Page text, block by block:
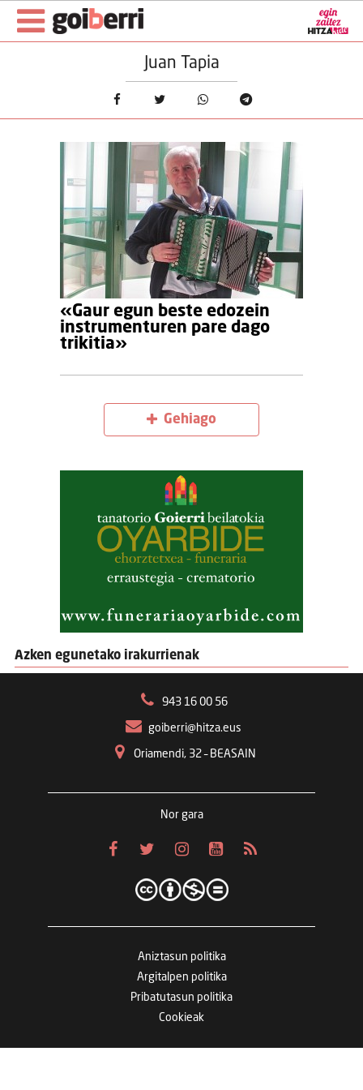
Juan Tapia
«Gaur egun beste edozein
instrumenturen pare dago
trikitia»
Gehiago
Azken egunetako irakurrienak
943 16 00 56
goiberri@hitza.eus
Oriamendi, 32 – BEASAIN
Nor gara
Aniztasun politika
Argitalpen politika
Pribatutasun politika
Cookieak